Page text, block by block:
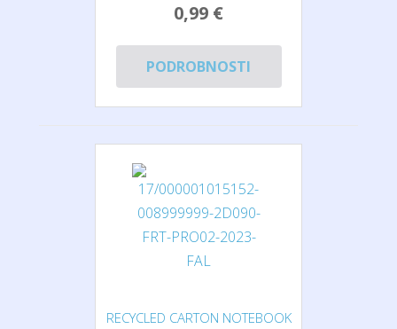
0,99 €
PODROBNOSTI
RECYCLED CARTON NOTEBOOK